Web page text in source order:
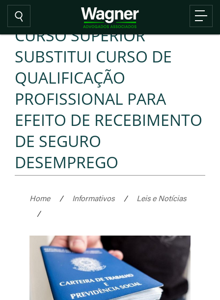
CURSO SUPERIOR
SUBSTITUI CURSO DE
QUALIFICAÇÃO
PROFISSIONAL PARA
EFEITO DE RECEBIMENTO
DE SEGURO
DESEMPREGO
Home / Informativos /
Leis e Notícias
/